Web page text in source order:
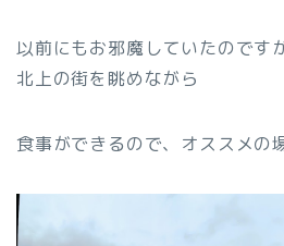
以前にもお邪魔していたのです
北上の街を眺めながら
食事ができるので、オススメの